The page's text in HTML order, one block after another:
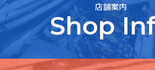
店舗案内
Shop